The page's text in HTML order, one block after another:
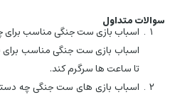
سوالات متداول
اسباب بازی ست جنگی مناسب برای
اسباب بازی ست جنگی مناسب برای
تا ساعت ها سرگرم کند.
اسباب بازی های ست جنگی چه